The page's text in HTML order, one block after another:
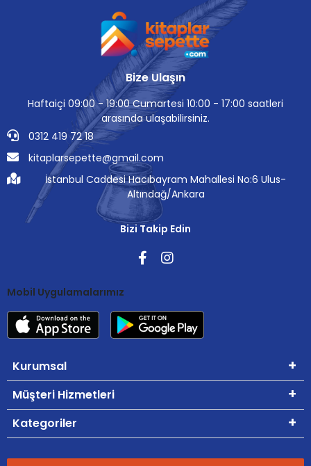
Bize Ulaşın
Haftaiçi 09:00 - 19:00 Cumartesi 10:00 - 17:00 saatleri
arasında ulaşabilirsiniz.
0312 419 72 18
kitaplarsepette@gmail.com
İstanbul Caddesi Hacıbayram Mahallesi No:6 Ulus-
Altındağ/Ankara
Bizi Takip Edin
Mobil Uygulamalarımız
Kurumsal
Müşteri Hizmetleri
Kategoriler